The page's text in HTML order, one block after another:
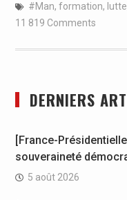
#Man, formation, lutte
11 819 Comments
DERNIERS
[France-
souveraineté
5 août 2026